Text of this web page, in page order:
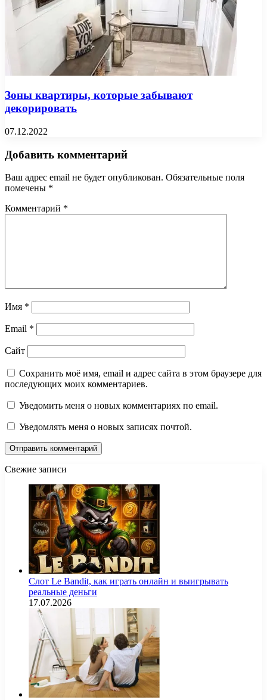
Зоны квартиры, которые забывают
декорировать
07.12.2022
Добавить комментарий
Ваш адрес email не будет опубликован. Обязательные поля
помечены *
Комментарий *
Имя *
Email *
Сайт
Сохранить моё имя, email и адрес сайта в этом браузере для
последующих моих комментариев.
Уведомить меня о новых комментариях по email.
Уведомлять меня о новых записях почтой.
Свежие записи
Слот Le Bandit, как играть онлайн и выигрывать
реальные деньги
17.07.2026